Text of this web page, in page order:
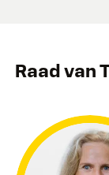
Raad van